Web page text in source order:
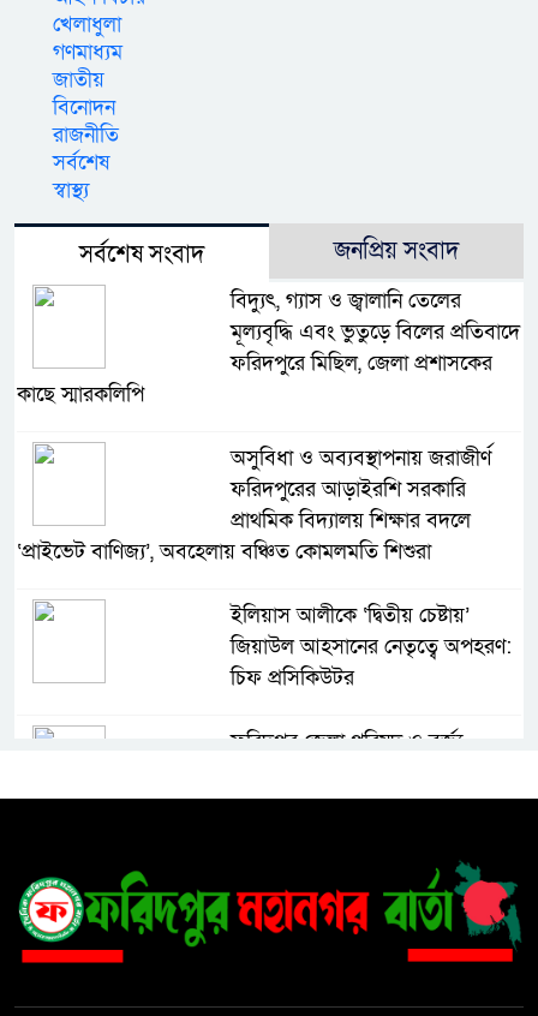
খেলাধুলা
গণমাধ্যম
জাতীয়
বিনোদন
রাজনীতি
সর্বশেষ
স্বাস্থ্য
সর্বশেষ সংবাদ জনপ্রিয় সংবাদ
বিদ্যুৎ, গ্যাস ও জ্বালানি তেলের
মূল্যবৃদ্ধি এবং ভুতুড়ে বিলের প্রতিবাদে
ফরিদপুরে মিছিল, জেলা প্রশাসকের
কাছে স্মারকলিপি
অসুবিধা ও অব্যবস্থাপনায় জরাজীর্ণ
ফরিদপুরের আড়াইরশি সরকারি
প্রাথমিক বিদ্যালয় শিক্ষার বদলে
‘প্রাইভেট বাণিজ্য’, অবহেলায় বঞ্চিত কোমলমতি শিশুরা
ইলিয়াস আলীকে ‘দ্বিতীয় চেষ্টায়’
জিয়াউল আহসানের নেতৃত্বে অপহরণ:
চিফ প্রসিকিউটর
ফরিদপুর জেলা পরিষদ ও বর্জ্য
করলেন স্থানীয় সরকার বিভাগের সচিব
৩০ বছরের ভোগান্তি, বসতভিটা রক্ষায়
প্রশাসনের হস্তক্ষেপ চান দিনমজুর
নুরুল ইসলাম